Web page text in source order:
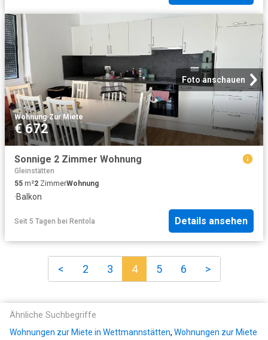
Foto anschauen
Wohnung·Zur Miete
€ 672
Sonnige 2 Zimmer Wohnung
Gleinstätten
55 m²2 ZimmerWohnung
·Balkon
Seit 5 Tagen bei Rentola Details ansehen
< 2 3 4 5 6 >
Ähnliche Suchbegriffe
Wohnungen zur Miete in Wettmannstätten, Wohnungen zur Miete